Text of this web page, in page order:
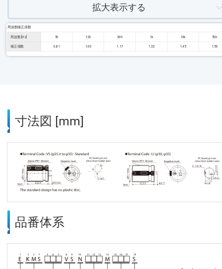
拡大表示する
周波数補正係数
周波数 [Hz] 50 120 300 1k 10k 50k
補正係数 0.81 1.00 1.17 1.32 1.45 1.50
寸法図 [mm]
品番体系